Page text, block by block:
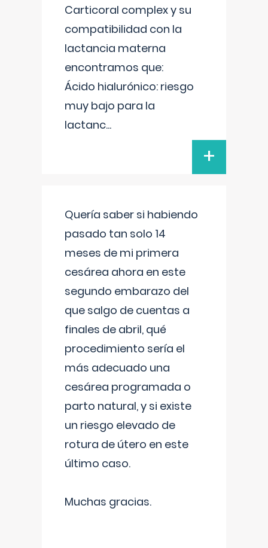
Carticoral complex y su
compatibilidad con la
lactancia materna
encontramos que:
Ácido hialurónico: riesgo
muy bajo para la
lactanc...
+
Quería saber si habiendo
pasado tan solo 14
meses de mi primera
cesárea ahora en este
segundo embarazo del
que salgo de cuentas a
finales de abril, qué
procedimiento sería el
más adecuado una
cesárea programada o
parto natural, y si existe
un riesgo elevado de
rotura de útero en este
último caso.
Muchas gracias.